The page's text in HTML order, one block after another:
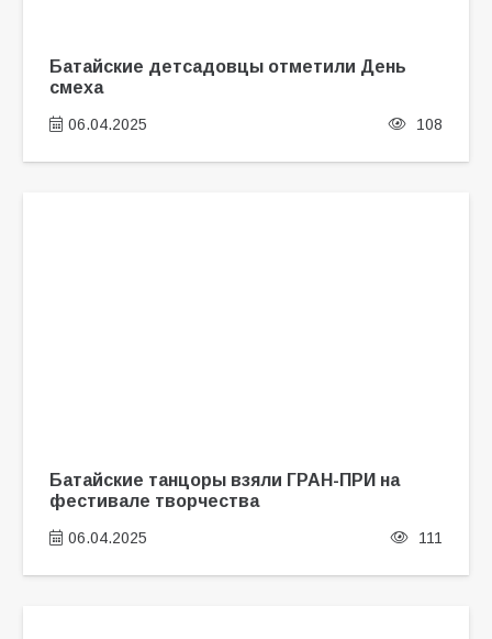
Батайские детсадовцы отметили День
смеха
06.04.2025 108
Батайские танцоры взяли ГРАН-ПРИ на
фестивале творчества
06.04.2025 111